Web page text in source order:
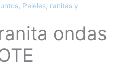
, Peleles, ranitas y
ondas